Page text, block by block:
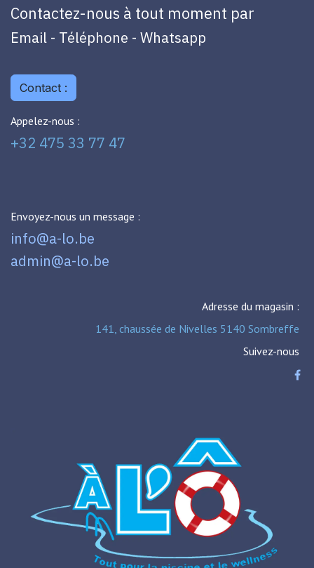
Contactez-nous à tout moment par
Email - Téléphone - Whatsapp
Contact :
Appelez-nous :
+32 475 33 77 47
Envoyez-nous un message :
info@a-lo.be
admin@a-lo.be
Adresse du magasin :
141, chaussée de Nivelles 5140 Sombreffe
Suivez-nous